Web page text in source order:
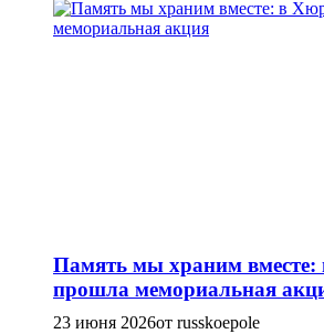
Память мы храним
прошла мемориальная
23 июня 2026от russkoepole